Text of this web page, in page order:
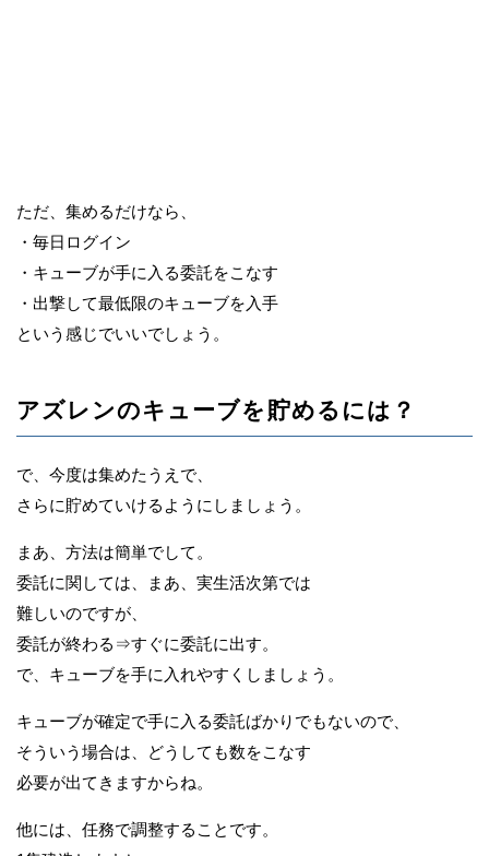
ただ、集めるだけなら、
・毎日ログイン
・キューブが手に入る委託をこなす
・出撃して最低限のキューブを入手
という感じでいいでしょう。
アズレンのキューブを貯めるには？
で、今度は集めたうえで、
さらに貯めていけるようにしましょう。
まあ、方法は簡単でして。
委託に関しては、まあ、実生活次第では
難しいのですが、
委託が終わる⇒すぐに委託に出す。
で、キューブを手に入れやすくしましょう。
キューブが確定で手に入る委託ばかりでもないので、
そういう場合は、どうしても数をこなす
必要が出てきますからね。
他には、任務で調整することです。